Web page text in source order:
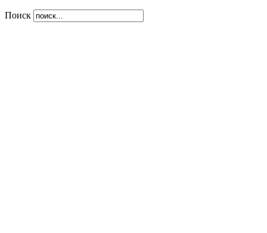
Поиск